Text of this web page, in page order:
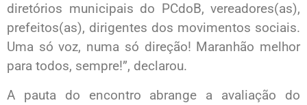
diretórios municipais do PCdoB, vereadores(as),
prefeitos(as), dirigentes dos movimentos sociais.
Uma só voz, numa só direção! Maranhão melhor
para todos, sempre!”, declarou.
A pauta do encontro abrange a avaliação do